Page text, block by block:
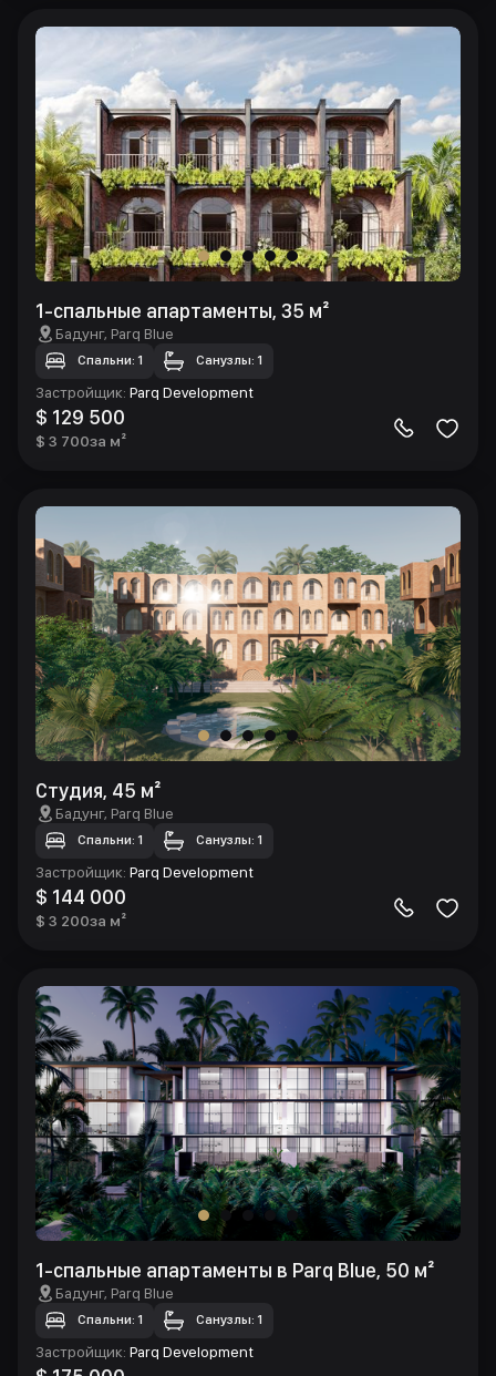
1-спальные апартаменты, 35 м²
Бадунг, Parq Blue
Спальни: 1 Санузлы: 1
Застройщик: Parq Development
$ 129 500
$ 3 700за м²
Студия, 45 м²
Бадунг, Parq Blue
Спальни: 1 Санузлы: 1
Застройщик: Parq Development
$ 144 000
$ 3 200за м²
1-спальные апартаменты в Parq Blue, 50 м²
Бадунг, Parq Blue
Спальни: 1 Санузлы: 1
Застройщик: Parq Development